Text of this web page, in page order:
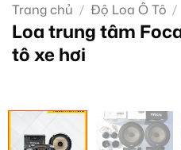
Trang chủ / Độ Loa Ô Tô /
Loa trung tâm
tô xe hơi